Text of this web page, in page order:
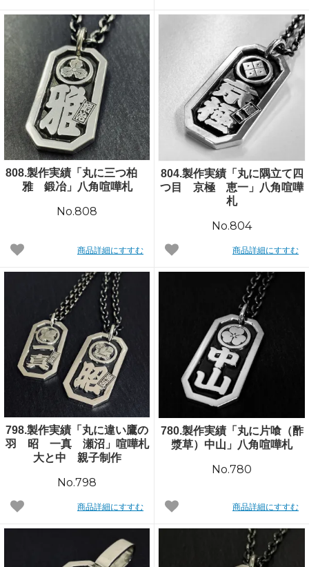
808.製作実績「丸に三つ柏
雅 鍛冶」八角喧嘩札
No.808
商品詳細にすすむ
804.製作実績「丸に隅立て四
つ目 京極 恵一」八角喧嘩
札
No.804
商品詳細にすすむ
798.製作実績「丸に違い鷹の
羽 昭 一真 瀬沼」喧嘩札
大と中 親子制作
No.798
商品詳細にすすむ
780.製作実績「丸に片喰（酢
漿草）中山」八角喧嘩札
No.780
商品詳細にすすむ